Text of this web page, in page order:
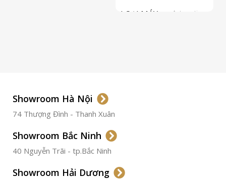
LOẠI MÁY
Automatic
Showroom Hà Nội
74 Thượng Đình - Thanh Xuân
Showroom Bắc Ninh
40 Nguyễn Trãi - tp.Bắc Ninh
Showroom Hải Dương